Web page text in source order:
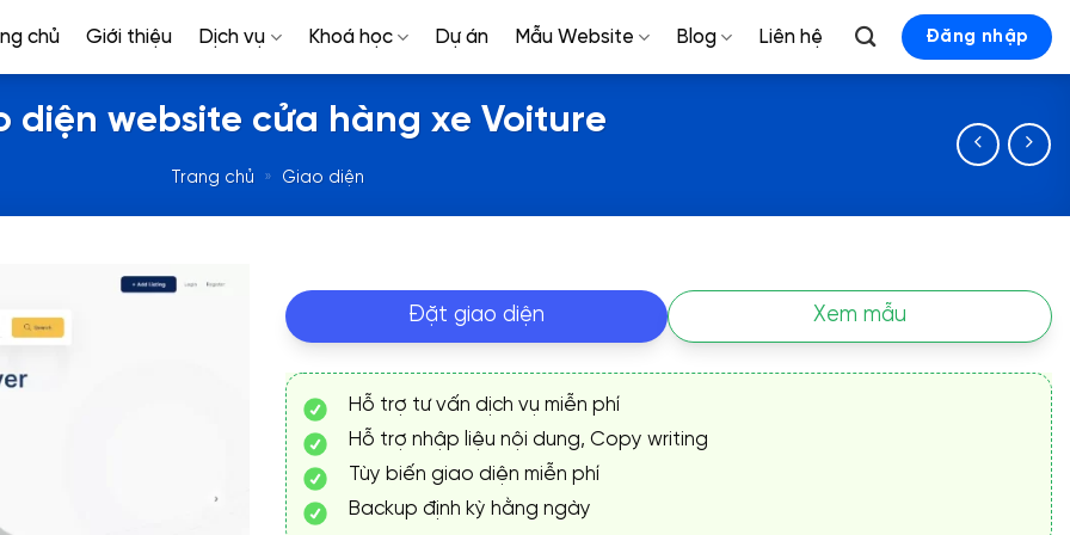
chủ Giới thiệu Dịch vụ Khoá học Dự án Mẫu Website Blog Liên hệ Đăng nhập
diện website cửa hàng xe Voiture
Trang chủ » Giao diện
Đặt giao diện Xem mẫu
Hỗ trợ tư vấn dịch vụ miễn phí
Hỗ trợ nhập liệu nội dung, Copy writing
Tùy biến giao diện miễn phí
Backup định kỳ hằng ngày